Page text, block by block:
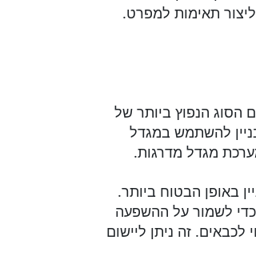
תאימות למפרט.
הסוג הנפוץ ביותר של
להשתמש במגדל
מגדל מדרגות.
באופן הבטוח ביותר.
לשמור על ההשפעה
זה ניתן ליישום